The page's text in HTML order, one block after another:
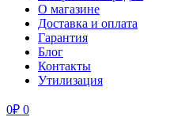
О магазине
Доставка и оплата
Гарантия
Блог
Контакты
Утилизация
0₽ 0